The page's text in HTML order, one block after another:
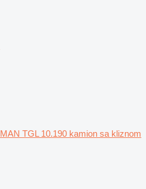
MAN TGL 10.190 kamion sa kliznom